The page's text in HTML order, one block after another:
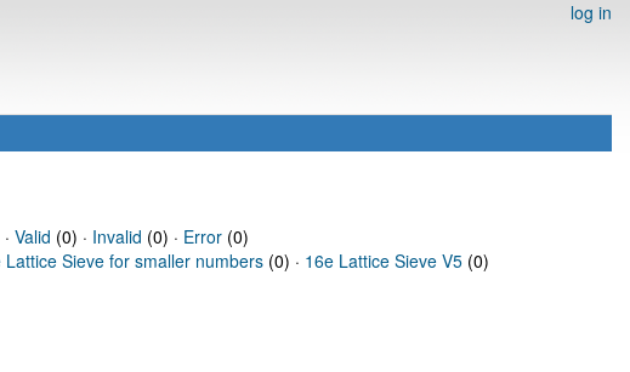
log in
Valid (0) · Invalid (0) · Error(0)
Lattice Sieve for smaller numbers (0) · 16e Lattice Sieve V5 (0)